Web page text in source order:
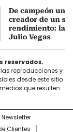
De campeón
creador de un
rendimiento: la
Julio Vegas
reservados.
las reproducciones y
desde este sitio
que resulten
Newsletter
Clientes